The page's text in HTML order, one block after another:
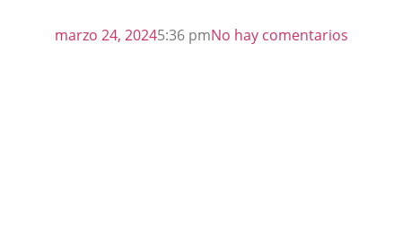
marzo 24, 20245:36 pmNo hay comentarios